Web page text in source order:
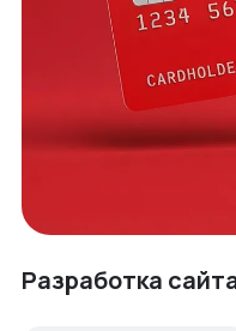
Разработка